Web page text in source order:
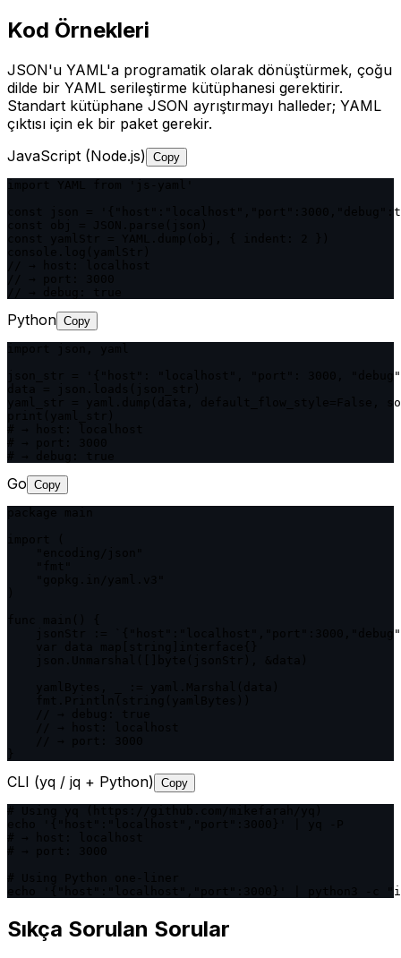
Kod Örnekleri
JSON'u YAML'a programatik olarak dönüştürmek, çoğu
dilde bir YAML serileştirme kütüphanesi gerektirir.
Standart kütüphane JSON ayrıştırmayı halleder; YAML
çıktısı için ek bir paket gerekir.
JavaScript (Node.js) Copy
const json =
Python Copy
json_str = '{"host": "localhost", "port": 3000,
yaml_str = yaml.dump(data, default_flow_style=False,
Go Copy
jsonStr :=
CLI (yq / jq + Python) Copy
echo '{"host":"localhost","port":3000}' | python3 -c
Sıkça Sorulan Sorular